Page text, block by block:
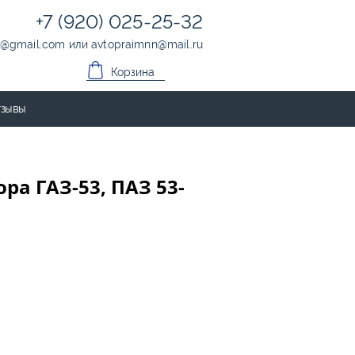
ГАЗ-53, ПАЗ 53-
+7 (920) 025-25-32
@gmail.com илиavtopraimnn@mail.ru
Корзина